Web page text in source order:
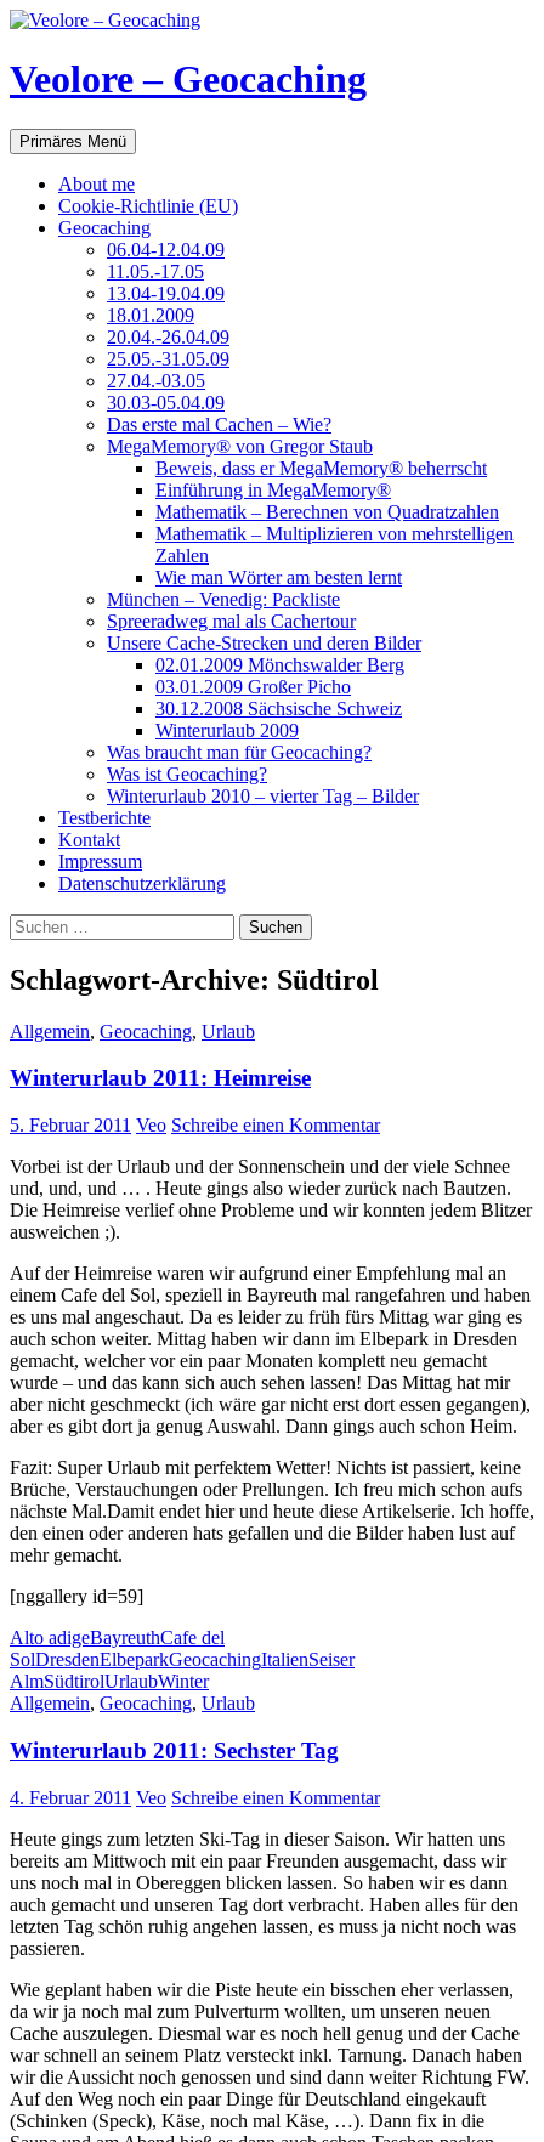
Veolore – Geocaching
Suchen
Primäres Menü Zum
Inhalt
About me
Cookie-Richtlinie (EU)
Geocaching
06.04-12.04.09
11.05.-17.05
13.04-19.04.09
18.01.2009
20.04.-26.04.09
25.05.-31.05.09
27.04.-03.05
30.03-05.04.09
Das erste mal Cachen – Wie?
MegaMemory® von Gregor Staub
Beweis, dass er MegaMemory® beherrscht
Einführung in MegaMemory®
Mathematik – Berechnen von Quadratzahlen
Mathematik – Multiplizieren von mehrstelligen
Zahlen
Wie man Wörter am besten lernt
München – Venedig: Packliste
Spreeradweg mal als Cachertour
Unsere Cache-Strecken und deren Bilder
02.01.2009 Mönchswalder Berg
03.01.2009 Großer Picho
30.12.2008 Sächsische Schweiz
Winterurlaub 2009
Was braucht man für Geocaching?
Was ist Geocaching?
Winterurlaub 2010 – vierter Tag – Bilder
Testberichte
Kontakt
Impressum
Datenschutzerklärung
Suchen
nach:
Schlagwort-Archive: Südtirol
Allgemein, Geocaching, Urlaub
Winterurlaub 2011: Heimreise
5. Februar 2011 Veo Schreibe einen Kommentar
Vorbei ist der Urlaub und der Sonnenschein und der viele Schnee
und, und, und … . Heute gings also wieder zurück nach Bautzen.
Die Heimreise verlief ohne Probleme und wir konnten jedem Blitzer
ausweichen ;).
Auf der Heimreise waren wir aufgrund einer Empfehlung mal an
einem Cafe del Sol, speziell in Bayreuth mal rangefahren und haben
es uns mal angeschaut. Da es leider zu früh fürs Mittag war ging es
auch schon weiter. Mittag haben wir dann im Elbepark in Dresden
gemacht, welcher vor ein paar Monaten komplett neu gemacht
wurde – und das kann sich auch sehen lassen! Das Mittag hat mir
aber nicht geschmeckt (ich wäre gar nicht erst dort essen gegangen),
aber es gibt dort ja genug Auswahl. Dann gings auch schon Heim.
Fazit: Super Urlaub mit perfektem Wetter! Nichts ist passiert, keine
Brüche, Verstauchungen oder Prellungen. Ich freu mich schon aufs
nächste Mal.Damit endet hier und heute diese Artikelserie. Ich hoffe,
den einen oder anderen hats gefallen und die Bilder haben lust auf
mehr gemacht.
[nggallery id=59]
Alto adigeBayreuthCafe del
SolDresdenElbeparkGeocachingItalienSeiser
AlmSüdtirolUrlaubWinter
Allgemein, Geocaching, Urlaub
Winterurlaub 2011: Sechster Tag
4. Februar 2011 Veo Schreibe einen Kommentar
Heute gings zum letzten Ski-Tag in dieser Saison. Wir hatten uns
bereits am Mittwoch mit ein paar Freunden ausgemacht, dass wir
uns noch mal in Obereggen blicken lassen. So haben wir es dann
auch gemacht und unseren Tag dort verbracht. Haben alles für den
letzten Tag schön ruhig angehen lassen, es muss ja nicht noch was
passieren.
Wie geplant haben wir die Piste heute ein bisschen eher verlassen,
da wir ja noch mal zum Pulverturm wollten, um unseren neuen
Cache auszulegen. Diesmal war es noch hell genug und der Cache
war schnell an seinem Platz versteckt inkl. Tarnung. Danach haben
wir die Aussicht noch genossen und sind dann weiter Richtung FW.
Auf den Weg noch ein paar Dinge für Deutschland eingekauft
(Schinken (Speck), Käse, noch mal Käse, …). Dann fix in die